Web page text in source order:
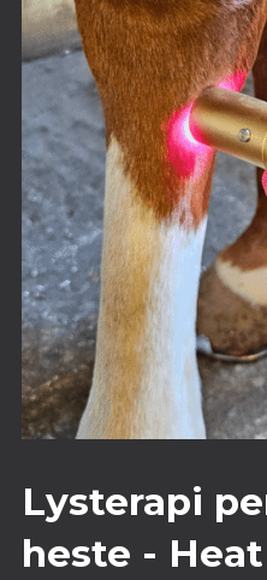
Lysterapi
heste -